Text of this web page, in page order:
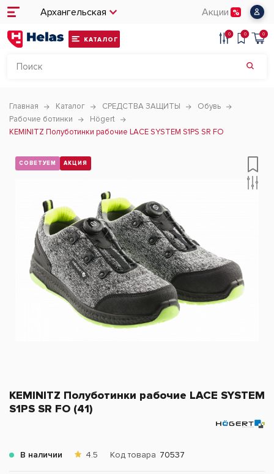
Архангельская Акции
КАТАЛОГ
0 0 0
Главная Каталог СРЕДСТВА ЗАЩИТЫ
Обувь
Рабочие ботинки
Högert
KEMINITZ Полуботинки рабочие LACE SYSTEM S1PS SR FO
СОВЕТУЕМ АКЦИЯ
KEMINITZ Полуботинки рабочие LACE SYSTEM
S1PS SR FO (41)
В наличии 4.5 Код товара 70537